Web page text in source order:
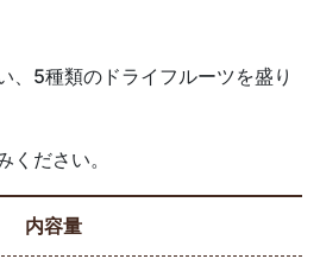
、5種類のドライフルーツを盛り
ください。
内容量